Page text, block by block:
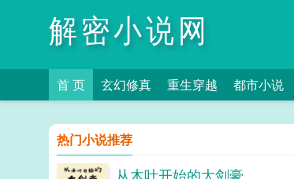
解密小说网
首 页 玄幻修真 重生穿越 都市小说
热门小说推荐
从木叶开始的大剑豪